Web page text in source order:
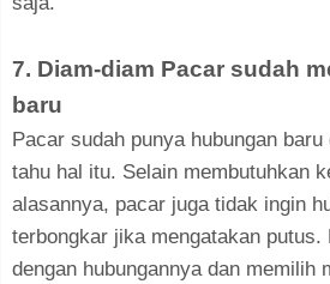
7. Diam-diam Pacar sudah
baru
Pacar sudah punya hubungan
tahu hal itu. Selain membutuhkan
alasannya, pacar juga tidak ingin
terbongkar jika mengatakan putus.
dengan hubungannya dan memilih